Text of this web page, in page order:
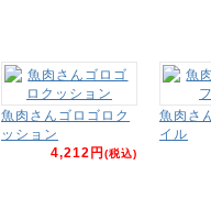
魚肉さんゴロゴロク
ッション
4,212円(税込)
魚肉さ
イル